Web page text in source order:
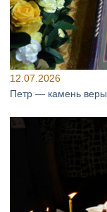
12.07.2026
Петр — камень